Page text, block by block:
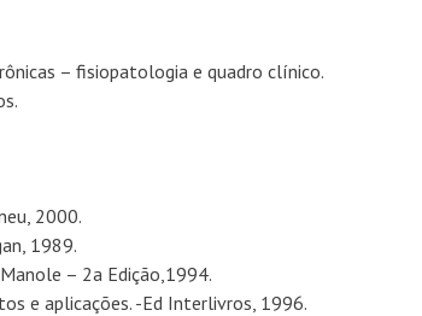
– fisiopatologia e quadro clínico.
2000.
1989.
– 2a Edição,1994.
e aplicações. -Ed Interlivros, 1996.